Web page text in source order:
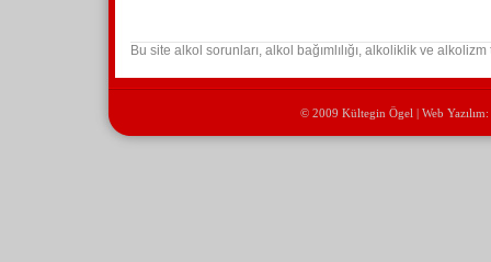
Bu site alkol sorunları, alkol bağımlılığı, alkoliklik ve
© 2009 Kültegin Ögel | Web